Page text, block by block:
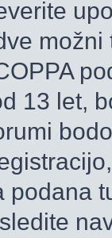
možni
13 let,
podana